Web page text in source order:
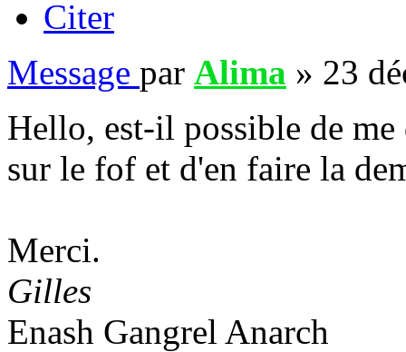
Citer
Message par Alima » 23
Hello, est-il possible de
sur le fof et d'en faire la
Merci.
Gilles
Enash Gangrel Anarch